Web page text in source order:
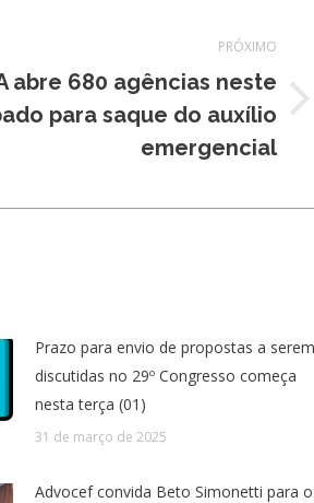
PRÓXIMO
abre 680 agências neste
para saque do auxílio
emergencial
Prazo para envio de propostas a serem
discutidas no 29º Congresso começa
nesta terça (01)
31 de março de 2025
Advocef convida Beto Simonetti para o